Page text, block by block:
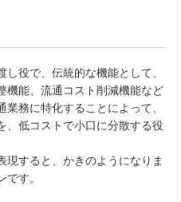
役で、伝統的な機能として、
機能、流通コスト削減機能など
務に特化することによって、
、低コストで小口に分散する役
現すると、かきのようになりま
す。